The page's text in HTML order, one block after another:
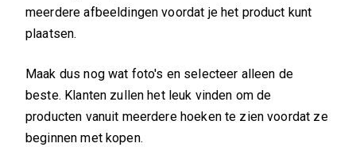
meerdere afbeeldingen voordat je het product kunt
plaatsen.
Maak dus nog wat foto's en selecteer alleen de
beste. Klanten zullen het leuk vinden om de
producten vanuit meerdere hoeken te zien voordat ze
beginnen met kopen.